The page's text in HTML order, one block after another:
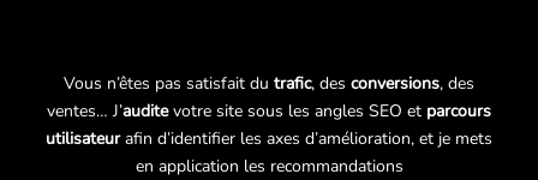
Vous n’êtes pas satisfait du trafic, des conversions, des
ventes… J’auditevotre site sous les angles SEO et parcours
utilisateurafin d’identifier les axes d’amélioration, et je mets
en application les recommandations